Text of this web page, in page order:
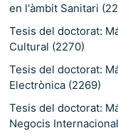
en l'àmbit Sanitari
Tesis del doctorat:
Cultural (2270)
Tesis del doctorat:
Electrònica (2269)
Tesis del doctorat:
Negocis